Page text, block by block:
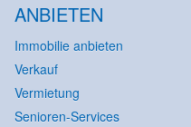
ANBIETEN
Immobilie anbieten
Verkauf
Vermietung
Senioren-Services